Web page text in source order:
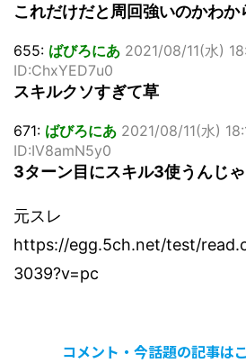
これだけだと周回強いのかわか
655: ばびろにあ 2021/08/11(水)
ID:ChxYED7u0
スキルクソすぎて草
671: ばびろにあ 2021/08/11(水)
ID:IV8amN5y0
3ターン目にスキル3使うんじ
元スレ
https://egg.5ch.net/test/
3039?v=pc
コメント・今話題の記事は